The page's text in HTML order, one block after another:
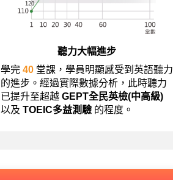
聽力大幅進步
學完 40 堂課，學員明顯感受到英語聽力
的進步。經過實際數據分析，此時聽力
已提升至超越 GEPT全民英檢(中高級)
以及 TOEIC多益測驗 的程度。